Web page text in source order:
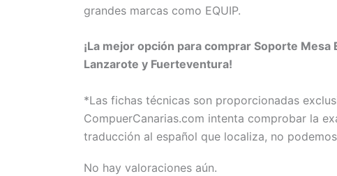
grandes marcas como EQUIP.
¡La mejor opción para comprar Soporte Mesa
Lanzarote y Fuerteventura!
*Las fichas técnicas son proporcionadas
CompuerCanarias.com intenta comprobar la
traducción al español que localiza, no
No hay valoraciones aún.